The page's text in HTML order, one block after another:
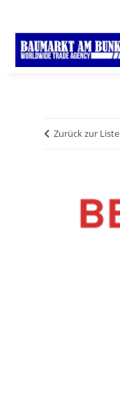
Zurück zur Liste